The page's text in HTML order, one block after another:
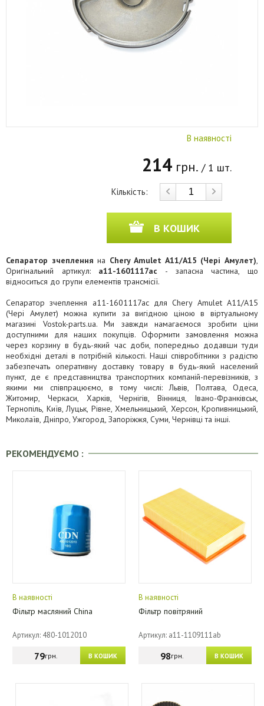
В наявності
214 грн. / 1 шт.
Кількість:
В КОШИК
Сепаратор зчеплення на Chery Amulet A11/A15 (Чері Амулет),
Оригінальний артикул: a11-1601117ac - запасна частина, що
відноситься до групи елементів трансмісії.
Сепаратор зчеплення a11-1601117ac для Chery Amulet A11/A15
(Чері Амулет) можна купити за вигідною ціною в віртуальному
магазині Vostok-parts.ua. Ми завжди намагаємося зробити ціни
доступними для наших покупців. Оформити замовлення можна
через корзину в будь-який час доби, попередньо додавши туди
необхідні деталі в потрібній кількості. Наші співробітники з радістю
забезпечать оперативну доставку товару в будь-який населений
пункт, де є представництва транспортних компаній-перевізників, з
якими ми співпрацюємо, в тому числі: Львів, Полтава, Одеса,
Житомир, Черкаси, Харків, Чернігів, Вінниця, Івано-Франківськ,
Тернопіль, Київ, Луцьк, Рівне, Хмельницький, Херсон, Кропивницький,
Миколаїв, Дніпро, Ужгород, Запоріжжя, Суми, Чернівці та інші.
РЕКОМЕНДУЄМО :
В наявності
Фільтр масляний China
Артикул: 480-1012010
В КОШИК
79грн.
В наявності
Фільтр повітряний
Артикул: a11-1109111ab
В КОШИК
98грн.